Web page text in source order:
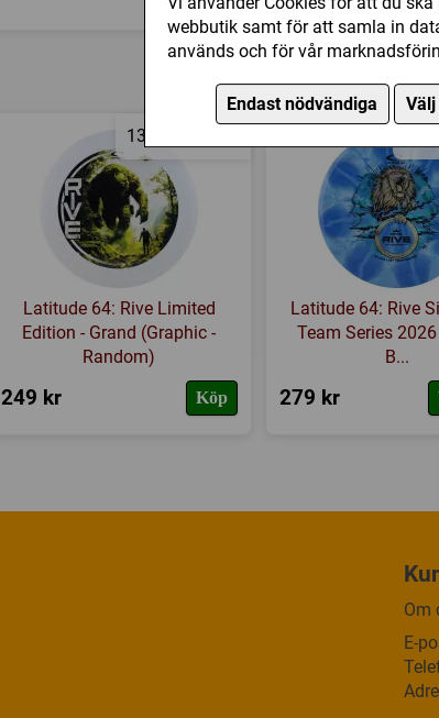
webbutik samt för att samla in
används och för vår
Endast nödvändiga Välj
13 / 5 / 0 / 3.5
Latitude 64: Rive Limited
Edition - Grand (Graphic -
Random)
249 kr Köp
Latitude 64: Rive
Team Series
B...
279 kr
Om
E-